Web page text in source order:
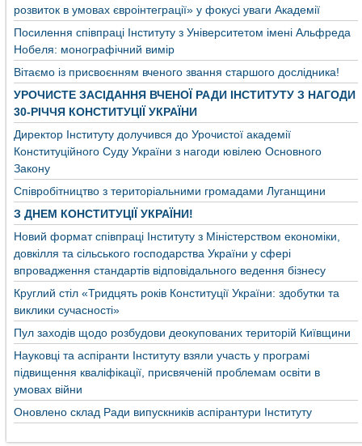
розвиток в умовах євроінтеграції» у фокусі уваги Академії
Посилення співпраці Інституту з Університетом імені Альфреда
Нобеля: монографічний вимір
Вітаємо із присвоєнням вченого звання старшого дослідника!
УРОЧИСТЕ ЗАСІДАННЯ ВЧЕНОЇ РАДИ ІНСТИТУТУ З НАГОДИ
30-РІЧЧЯ КОНСТИТУЦІЇ УКРАЇНИ
Директор Інституту долучився до Урочистої академії
Конституційного Суду України з нагоди ювілею Основного
Закону
Співробітництво з територіальними громадами Луганщини
З ДНЕМ КОНСТИТУЦІЇ УКРАЇНИ!
Новий формат співпраці Інституту з Міністерством економіки,
довкілля та сільського господарства України у сфері
впровадження стандартів відповідального ведення бізнесу
Круглий стіл «Тридцять років Конституції України: здобутки та
виклики сучасності»
Пул заходів щодо розбудови деокупованих територій Київщини
Науковці та аспіранти Інституту взяли участь у програмі
підвищення кваліфікації, присвяченій проблемам освіти в
умовах війни
Оновлено склад Ради випускників аспірантури Інституту